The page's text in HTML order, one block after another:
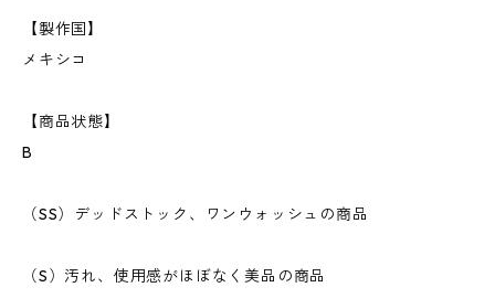
【製作国】
メキシコ
【商品状態】
B
（SS）デッドストック、ワンウォッシュの商品
（S）汚れ、使用感がほぼなく美品の商品